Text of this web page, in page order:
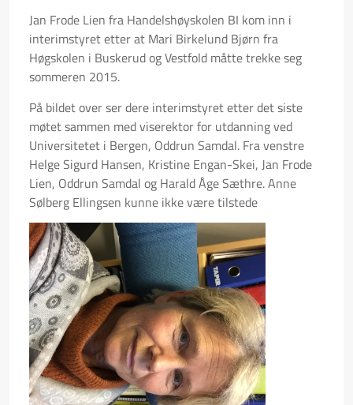
Jan Frode Lien fra Handelshøyskolen BI kom inn i
interimstyret etter at Mari Birkelund Bjørn fra
Høgskolen i Buskerud og Vestfold måtte trekke seg
sommeren 2015.
På bildet over ser dere interimstyret etter det siste
møtet sammen med viserektor for utdanning ved
Universitetet i Bergen, Oddrun Samdal. Fra venstre
Helge Sigurd Hansen, Kristine Engan-Skei, Jan Frode
Lien, Oddrun Samdal og Harald Åge Sæthre. Anne
Sølberg Ellingsen kunne ikke være tilstede